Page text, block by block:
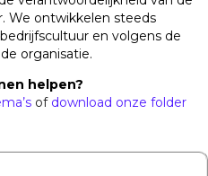
We ontwikkelen steeds
en volgens de
organisatie.
helpen?
of download onze folder